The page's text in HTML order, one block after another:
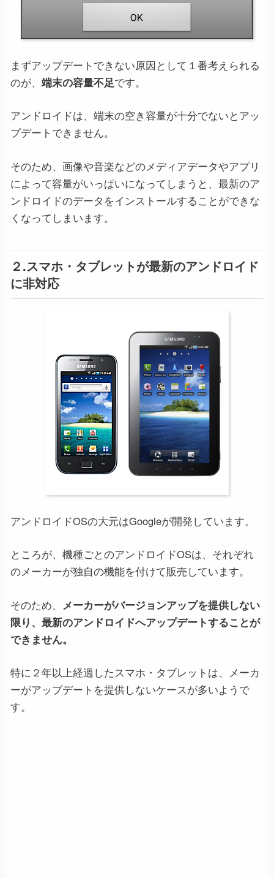
まずアップデートできない原因として１番考えられる
のが、 端末の容量不足です。
アンドロイドは、端末の空き容量が十分でないとアッ
プデートできません。
そのため、画像や音楽などのメディアデータやアプリ
によって容量がいっぱいになってしまうと、最新のア
ンドロイドのデータをインストールすることができな
くなってしまいます。
２.スマホ・タブレットが最新のアンドロイド
に非対応
アンドロイドOSの大元はGoogleが開発しています。
ところが、機種ごとのアンドロイドOSは、それぞれ
のメーカーが独自の機能を付けて販売しています。
そのため、
メーカーがバージョンアップを提供しない
限り、最新のアンドロイドへアップデートすることが
できません。
特に２年以上経過したスマホ・タブレットは、メーカ
ーがアップデートを提供しないケースが多いようで
す。